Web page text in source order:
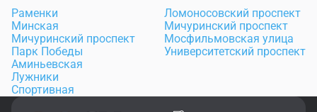
Раменки
Минская
Мичуринский проспект
Парк Победы
Аминьевская
Лужники
Спортивная
Ломоносовский проспект
Мичуринский проспект
Мосфильмовская улица
Университетский проспект